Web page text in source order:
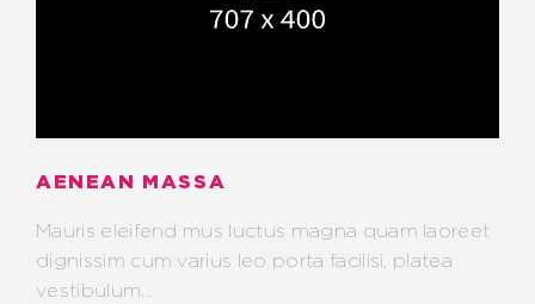
AENEAN MASSA
Mauris eleifend mus luctus magna quam laoreet
dignissim cum varius leo porta facilisi, platea
vestibulum...